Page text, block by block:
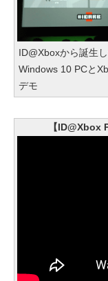
ID@Xboxから誕生
Windows 10 PCと
デモ
【ID@Xbox